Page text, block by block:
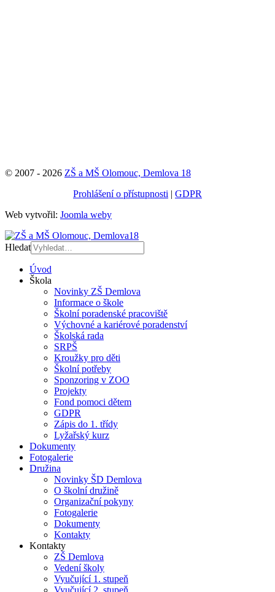
© 2007 - 2026 ZŠ a MŠ Olomouc, Demlova 18
Prohlášení o přístupnosti | GDPR
Web vytvořil: Joomla weby
Hledat
Úvod
Škola
Novinky ZŠ Demlova
Informace o škole
Školní poradenské pracoviště
Výchovné a kariérové poradenství
Školská rada
SRPŠ
Kroužky pro děti
Školní potřeby
Sponzoring v ZOO
Projekty
Fond pomoci dětem
GDPR
Zápis do 1. třídy
Lyžařský kurz
Dokumenty
Fotogalerie
Družina
Novinky ŠD Demlova
O školní družině
Organizační pokyny
Fotogalerie
Dokumenty
Kontakty
Kontakty
ZŠ Demlova
Vedení školy
Vyučující 1. stupeň
Vyučující 2. stupeň